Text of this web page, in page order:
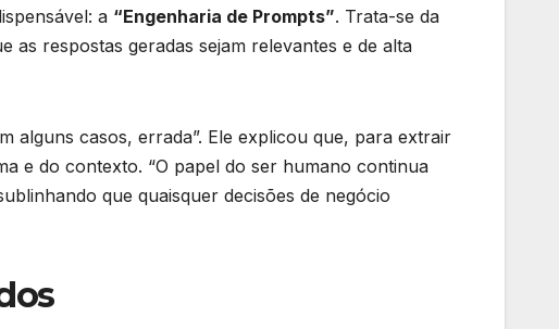
a “Engenharia de Prompts”. Trata-se da
respostas geradas sejam relevantes e de alta
alguns casos, errada”. Ele explicou que, para extrair
e do contexto. “O papel do ser humano continua
que quaisquer decisões de negócio